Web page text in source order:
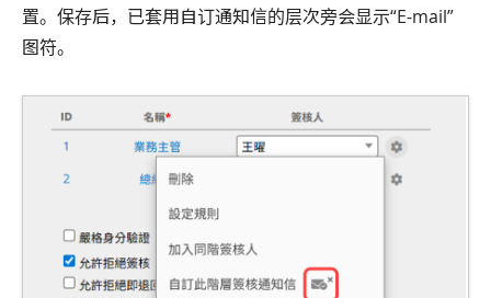
置。保存后，已套用自订通知信的层次旁会显示“E-mail”
图符。